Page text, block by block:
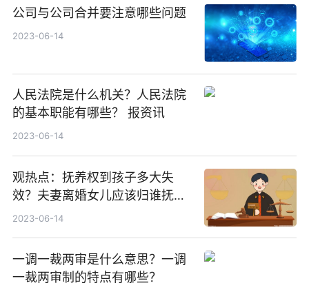
公司与公司合并要注意哪些问题
2023-06-14
人民法院是什么机关？人民法院
的基本职能有哪些？ 报资讯
2023-06-14
观热点：抚养权到孩子多大失
效？夫妻离婚女儿应该归谁抚
养？
2023-06-14
一调一裁两审是什么意思？一调
一裁两审制的特点有哪些？